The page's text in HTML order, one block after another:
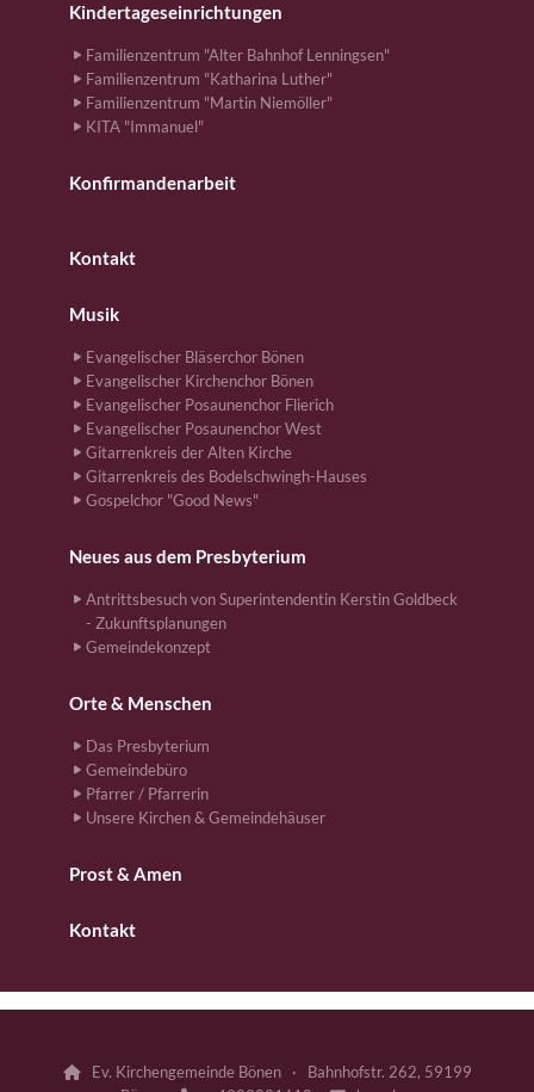
Kindertageseinrichtungen
Familienzentrum "Alter Bahnhof Lenningsen"
Familienzentrum "Katharina Luther"
Familienzentrum "Martin Niemöller"
KITA "Immanuel"
Konfirmandenarbeit
Kontakt
Musik
Evangelischer Bläserchor Bönen
Evangelischer Kirchenchor Bönen
Evangelischer Posaunenchor Flierich
Evangelischer Posaunenchor West
Gitarrenkreis der Alten Kirche
Gitarrenkreis des Bodelschwingh-Hauses
Gospelchor "Good News"
Neues aus dem Presbyterium
Antrittsbesuch von Superintendentin Kerstin Goldbeck
- Zukunftsplanungen
Gemeindekonzept
Orte & Menschen
Das Presbyterium
Gemeindebüro
Pfarrer / Pfarrerin
Unsere Kirchen & Gemeindehäuser
Prost & Amen
Kontakt
Ev. Kirchengemeinde Bönen · Bahnhofstr. 262, 59199